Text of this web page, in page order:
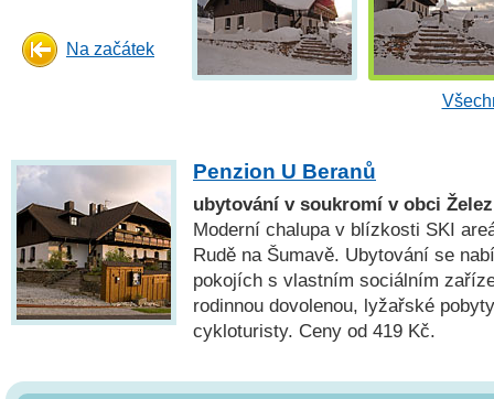
Na začátek
Penzion U Beranů
ubytování v soukromí v obci
Moderní chalupa v blízkosti SKI
Rudě na Šumavě. Ubytování se
pokojích s vlastním sociálním
rodinnou dovolenou, lyžařské
cykloturisty. Ceny od 419 Kč.